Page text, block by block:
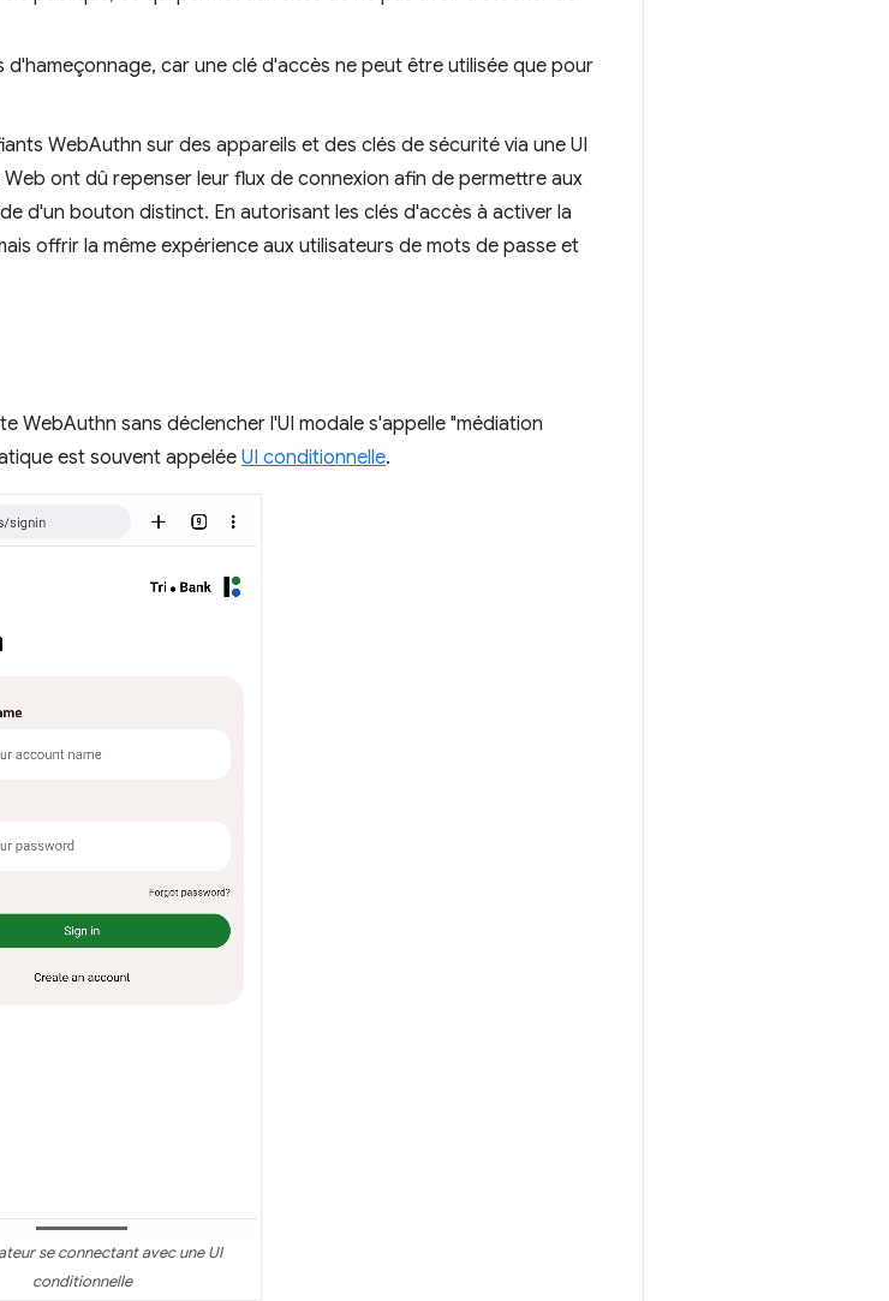
car une clé d'accès ne peut être utilisée que pour
WebAuthn sur des appareils et des clés de sécurité via une UI
ont dû repenser leur flux de connexion afin de permettre aux
d'un bouton distinct. En autorisant les clés d'accès à activer la
offrir la même expérience aux utilisateurs de mots de passe et
WebAuthn sans déclencher l'UI modale s'appelle "médiation
est souvent appelée UI conditionnelle.
se connectant avec une UI
conditionnelle